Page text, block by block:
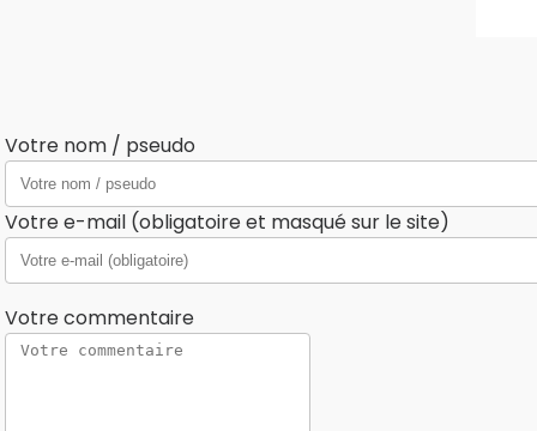
Votre nom / pseudo
Votre e-mail (obligatoire et masqué sur le site)
Votre commentaire